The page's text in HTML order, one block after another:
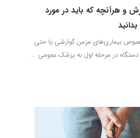
هرآنچه که باید در مورد
بیماری‌های مزمن گوارشی یا حتی
در مرحله اول به پزشک عمومی ...